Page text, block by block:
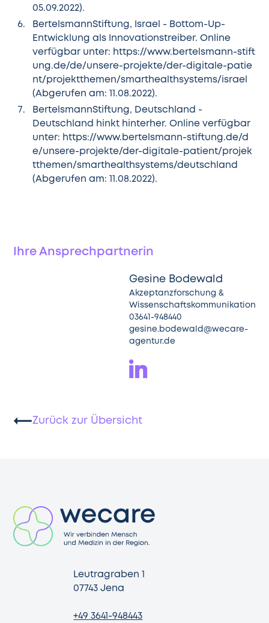
05.09.2022).
BertelsmannStiftung, Israel - Bottom-Up-
Entwicklung als Innovationstreiber. Online
verfügbar unter: https://www.bertelsmann-stift
ung.de/de/unsere-projekte/der-digitale-patie
nt/projektthemen/smarthealthsystems/israel
(Abgerufen am: 11.08.2022).
BertelsmannStiftung, Deutschland -
Deutschland hinkt hinterher. Online verfügbar
unter: https://www.bertelsmann-stiftung.de/d
e/unsere-projekte/der-digitale-patient/projek
tthemen/smarthealthsystems/deutschland
(Abgerufen am: 11.08.2022).
Ihre Ansprechpartnerin
Gesine Bodewald
Akzeptanzforschung &
Wissenschaftskommunikation
03641-948440
gesine.bodewald@wecare-
agentur.de
Zurück zur Übersicht
Leutragraben 1
07743 Jena
+49 3641-948443